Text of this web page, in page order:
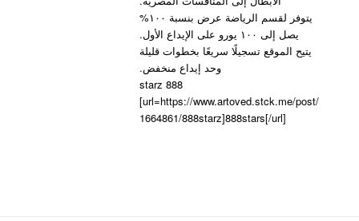
يتوفر لقسم الرياضة عرض بنسبة ۱۰۰%
يصل إلى ۱۰۰ يورو على الإيداع الأول.
يتيح الموقع تسجيلًا سريعًا بخطوات قليلة
وحد إيداع منخفض.
888 starz
[url=https://www.artoved.stck.me/post/
1664861/888starz]888stars[/url]